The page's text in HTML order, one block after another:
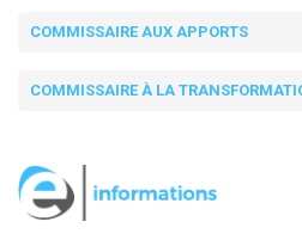
COMMISSAIRE AUX APPORTS
COMMISSAIRE À LA